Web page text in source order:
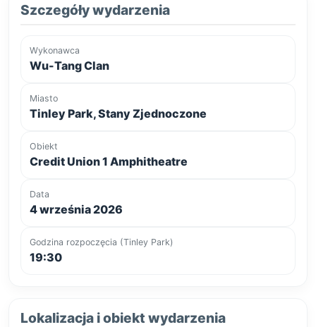
Szczegóły wydarzenia
Wykonawca
Wu-Tang Clan
Miasto
Tinley Park, Stany Zjednoczone
Obiekt
Credit Union 1 Amphitheatre
Data
4 września 2026
Godzina rozpoczęcia (Tinley Park)
19:30
Lokalizacja i obiekt wydarzenia